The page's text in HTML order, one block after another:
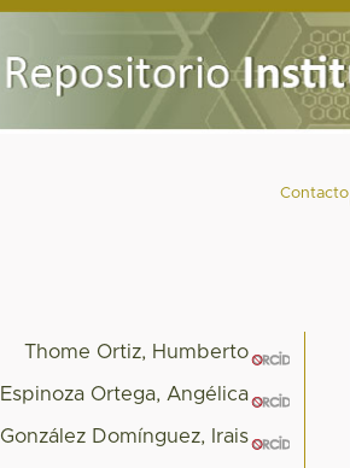
Contacto
Thome Ortiz, Humberto
Espinoza Ortega, Angélica
González Domínguez, Irais